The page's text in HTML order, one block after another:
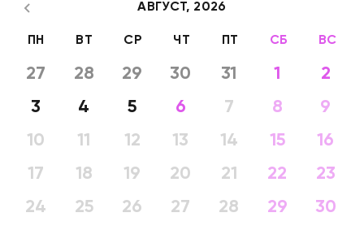
АВГУСТ, 2026
ПН ВТ СР ЧТ ПТ СБ ВС
27 28 29 30 31 1
2
3
4 5 6 7 8
9
10
11 12 13 14 15
16
17
18 19 20 21 22
23
24
25 26 27 28 29
30